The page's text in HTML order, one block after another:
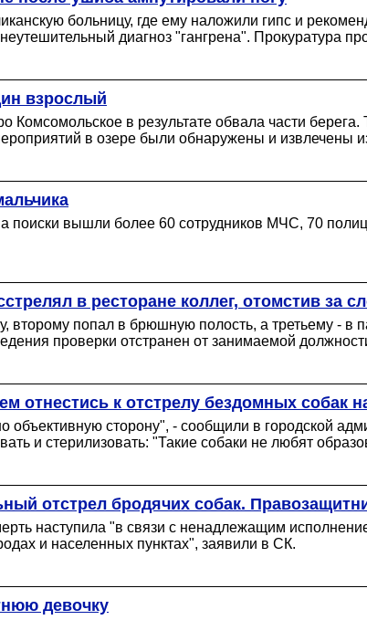
больницу, где ему наложили гипс и
диагноз "гангрена". Прокуратура
взрослый
Комсомольское в результате обвала части
в озере были обнаружены и извлечены
поиски вышли более 60 сотрудников МЧС, 70
в ресторане коллег, отомстив за
второму попал в брюшную полость, а третьему -
проверки отстранен от занимаемой
отнестись к отстрелу бездомных собак
сторону", - сообщили в городской
и стерилизовать: "Такие собаки не любят
отстрел бродячих собак.
наступила "в связи с ненадлежащим
и населенных пунктах", заявили в СК.
девочку